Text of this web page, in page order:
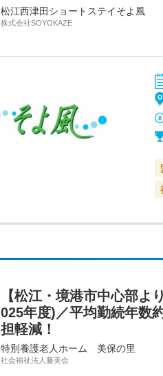
松江西津田ショートステイそよ風
株式会社SOYOKAZE
【松江・境港市中心部
025年度)／平均勤続年数
担軽減！
特別養護老人ホーム 美保の里
社会福祉法人藤美会